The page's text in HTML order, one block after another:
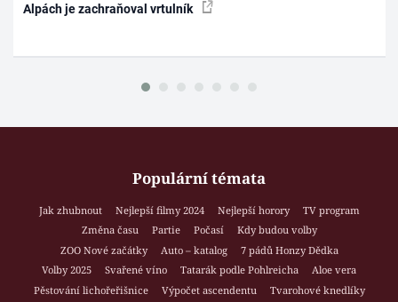
Alpách je zachraňoval vrtulník
Populární témata
Jak zhubnout Nejlepší filmy 2024 Nejlepší horory
TV program
Změna času
Partie Počasí
Kdy budou volby
ZOO Nové začátky
Auto – katalog
7 pádů Honzy Dědka
Volby 2025
Svařené víno Tatarák podle Pohlreicha
Aloe vera
Pěstování lichořeřišnice
Výpočet ascendentu
Tvarohové knedlíky